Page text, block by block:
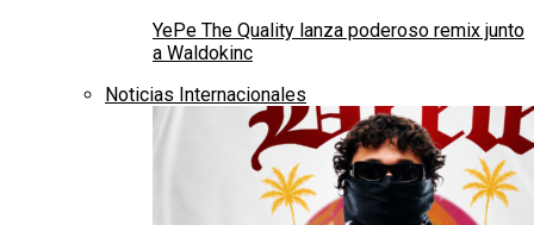
YePe The Quality lanza poderoso remix junto
a Waldokinc
Noticias Internacionales